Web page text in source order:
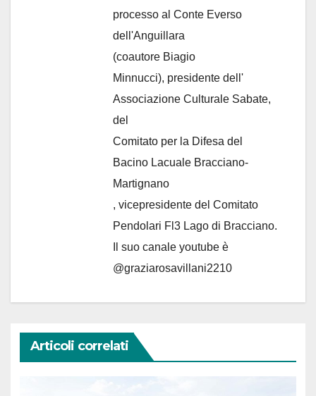
processo al Conte Everso
dell'Anguillara
(coautore Biagio
Minnucci), presidente dell'
Associazione Culturale Sabate,
del
Comitato per la Difesa del
Bacino Lacuale Bracciano-
Martignano
, vicepresidente del Comitato
Pendolari Fl3 Lago di Bracciano.
Il suo canale youtube è
@graziarosavillani2210
Articoli correlati